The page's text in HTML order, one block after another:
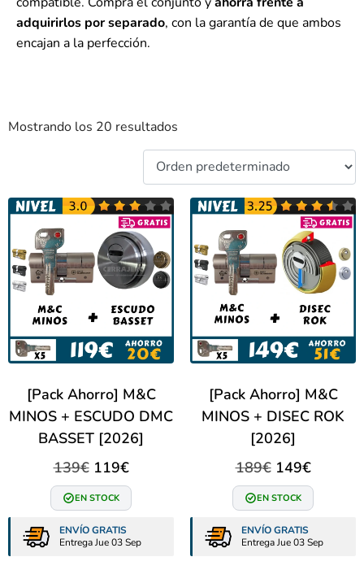
adquirirlos por separado, con la garantía de que ambos
encajan a la perfección.
Mostrando los 20 resultados
[Pack Ahorro] M&C
MINOS + ESCUDO DMC
BASSET [2026]
139€ 119€
EN STOCK
ENVÍO GRATIS
Entrega Jue 03 Sep
[Pack Ahorro] M&C
MINOS + DISEC ROK
[2026]
189€ 149€
EN STOCK
ENVÍO GRATIS
Entrega Jue 03 Sep